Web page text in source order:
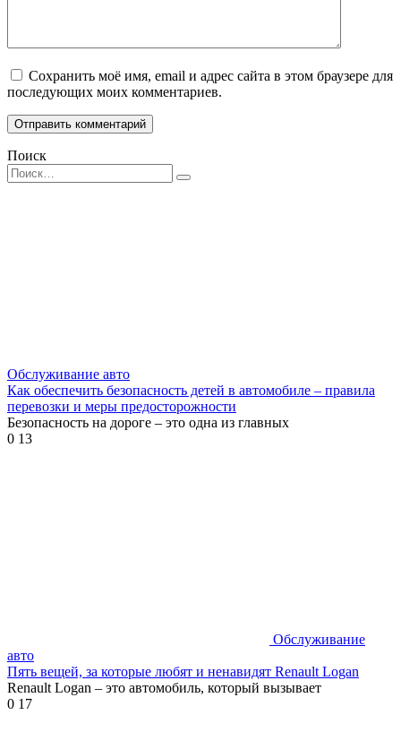
Сохранить моё имя, email и адрес сайта в этом браузере для
последующих моих комментариев.
Поиск
Search
for:
Обслуживание авто
Как обеспечить безопасность детей в автомобиле – правила
перевозки и меры предосторожности
Безопасность на дороге – это одна из главных
0 13
Обслуживание
авто
Пять вещей, за которые любят и ненавидят Renault Logan
Renault Logan – это автомобиль, который вызывает
0 17